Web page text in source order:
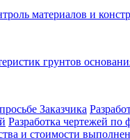
материалов и
грунтов
Заказчика
Разработка чертежей по
и стоимости